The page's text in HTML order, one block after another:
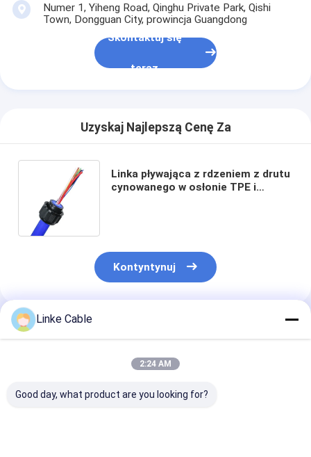
Numer 1, Yiheng Road, Qinghu Private Park, Qishi
Town, Dongguan City, prowincja Guangdong
Skontaktuj się
teraz
Uzyskaj Najlepszą Cenę Za
Linka pływająca z rdzeniem z drutu
cynowanego w osłonie TPE i
Kontyntynuj
Polecane Produkty
Linke Cable
2:24 AM
Good day, what product are you looking for?